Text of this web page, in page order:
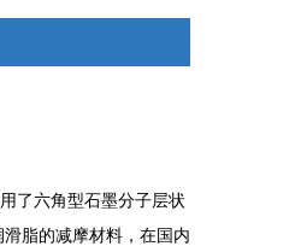
了六角型石墨分子层状
脂的减摩材料，在国内